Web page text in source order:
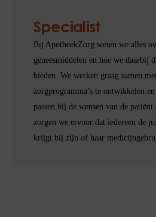
Specialist
Bij ApotheekZorg weten we alles
geneesmiddelen en hoe we daarbij
bieden. We werken graag samen
zorgprogramma’s te ontwikkelen
passen bij de wensen van de
zorgen we ervoor dat iedereen de
krijgt bij zijn of haar